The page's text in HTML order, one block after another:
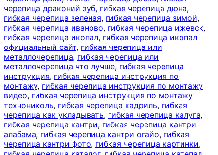
черепица драконий зуб, гибкая черепица дюна,
гибкая черепица зеленая, гибкая черепица зимой,
гибкая черепица иваново, гибкая черепица ижевск,
гибкая черепица икопал, гибкая черепица икопал
официальный сайт, гибкая черепица или
металлочерепица, гибкая черепица или
металлочерепица что лучше, гибкая черепица
инструкция, гибкая черепица инструкция по
монтажу, гибкая черепица инструкция по монтажу
видео, гибкая черепица инструкция по монтажу
технониколь, гибкая черепица кадриль, гибкая
черепица как укладывать, гибкая черепица калуга,
гибкая черепица кантри, гибкая черепица кантри
алабама, гибкая черепица кантри огайо, гибкая
черепица кантри фото, гибкая черепица картинки,